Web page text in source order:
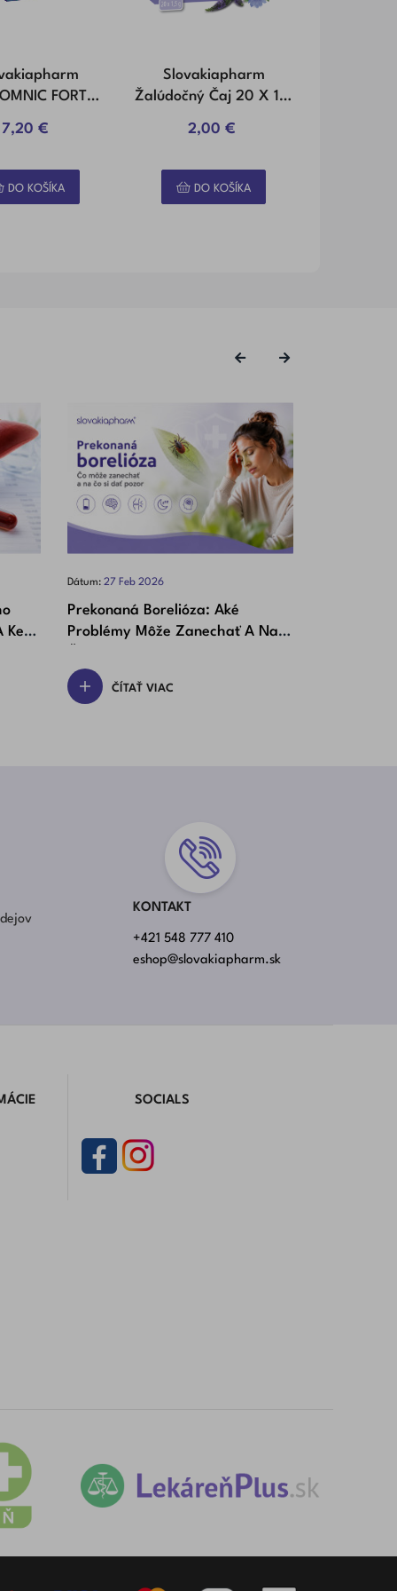
FORTE
7,20 €
DO KOŠÍKA
Slovakiapharm
Žalúdočný Čaj 20 X 1,5
2,00 €
DO KOŠÍKA
Dátum: 27 Feb 2026
Prekonaná Borelióza: Aké
Problémy Môže Zanechať A Na
ČÍTAŤ VIAC
KONTAKT
+421 548 777 410
eshop@slovakiapharm.sk
SOCIALS